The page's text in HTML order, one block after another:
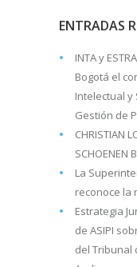
ENTRADAS
INTA y
Bogotá el
Intelectual
Gestión de
CHRISTIAN
SCHOENEN
La
reconoce la
Estrategia
de ASIPI
del Tribunal